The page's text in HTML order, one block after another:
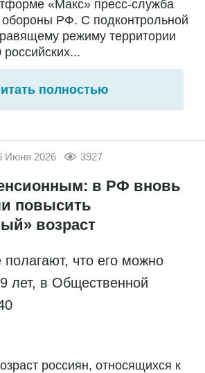
«Макс» пресс-служба
обороны РФ. С подконтрольной
режиму территории
полностью
Июня 2026 3927
в РФ вновь
повысить
возраст
что его можно
лет, в Общественной
россиян, относящихся к